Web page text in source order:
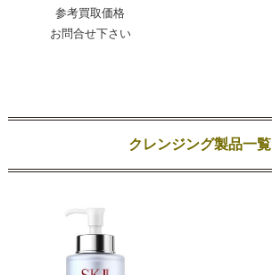
参考買取価格
お問合せ下さい
クレンジング製品一覧